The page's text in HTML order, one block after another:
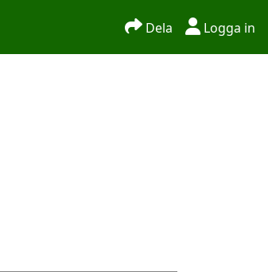
Dela Logga in